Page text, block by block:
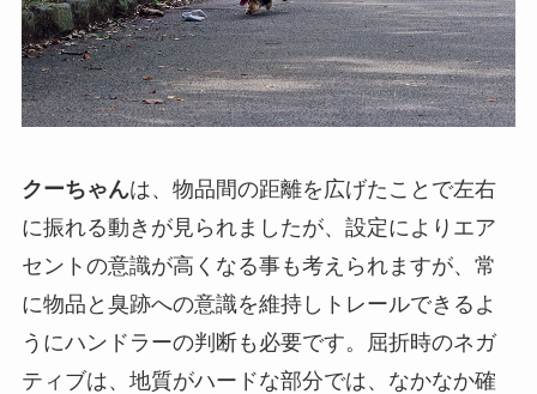
クーちゃんは、物品間の距離を広げたことで左右
に振れる動きが見られましたが、設定によりエア
セントの意識が高くなる事も考えられますが、常
に物品と臭跡への意識を維持しトレールできるよ
うにハンドラーの判断も必要です。屈折時のネガ
ティブは、地質がハードな部分では、なかなか確